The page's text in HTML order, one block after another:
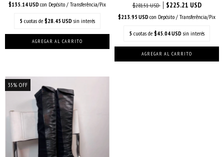
$135.14 USD con Depósito / Transferência/Pix
5 cuotas de $28.45 USD sin interés
$281.51 USD
$225.21 USD
$213.95 USD con Depósito / Transferência/Pix
5 cuotas de $45.04 USD sin interés
35% OFF